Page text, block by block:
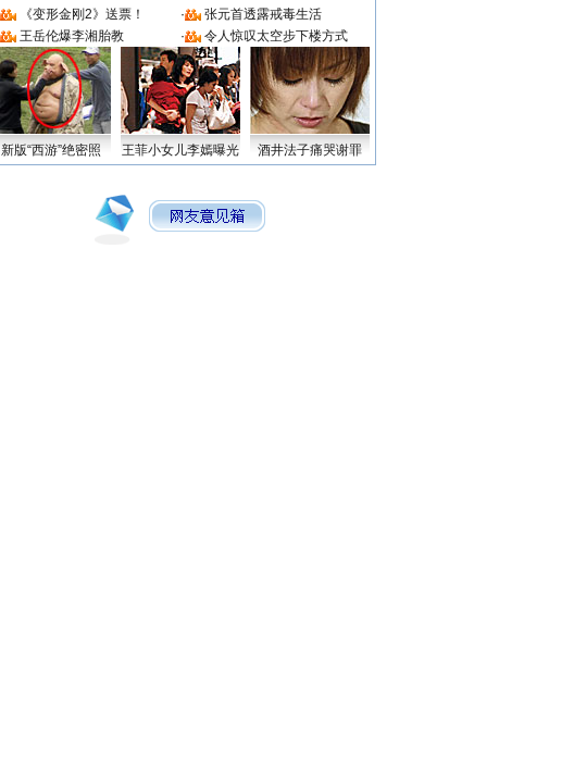
《变形金刚2》送票！ ·
张元首透露戒毒生活
王岳伦爆李湘胎教 · 令人惊叹太空步下楼方式
新版“西游”绝密照 王菲小女儿李嫣曝光 酒井法子痛哭谢罪